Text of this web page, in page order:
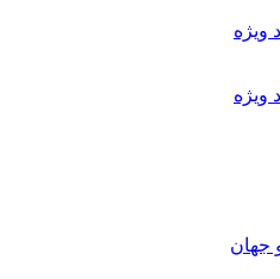
ویژه
ویژه
جهان